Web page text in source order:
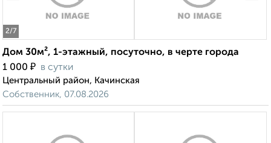
2/7
Дом 30м², 1-этажный, посуточно, в черте города
1 000 ₽ в сутки
Центральный район, Качинская
Собственник, 07.08.2026